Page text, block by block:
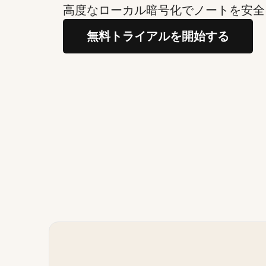
高度なローカル暗号化でノートを安
無料トライアルを開始する